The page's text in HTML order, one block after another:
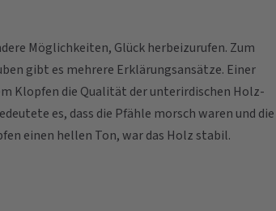
Möglichkeiten, Glück herbeizurufen. Zum
gibt es mehrere Erklärungsansätze. Einer
Klopfen die Qualität der unterirdischen Holz-
es, dass die Pfähle morsch waren und die
einen hellen Ton, war das Holz stabil.